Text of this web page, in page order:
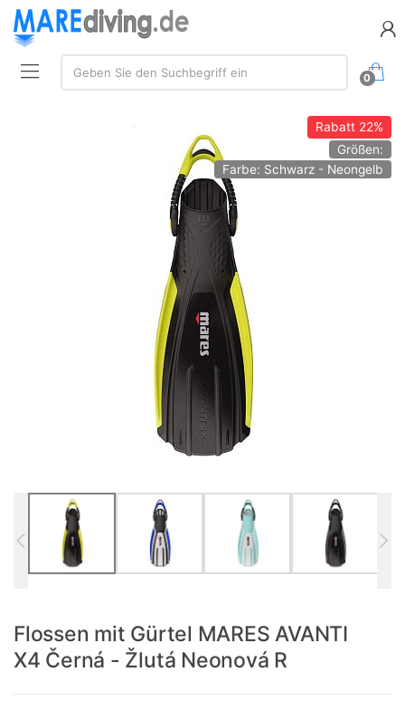
Suche:
Geben Sie den Suchbegriff ein
0
Rabatt22%
Größen:
Farbe: Schwarz - Neongelb
Flossen mit Gürtel MARES AVANTI
X4 Černá - Žlutá Neonová R